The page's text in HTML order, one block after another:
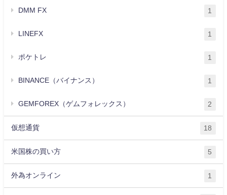
DMM FX 1
LINEFX 1
ポケトレ 1
BINANCE（バイナンス） 1
GEMFOREX（ゲムフォレックス） 2
仮想通貨 18
米国株の買い方 5
外為オンライン 1